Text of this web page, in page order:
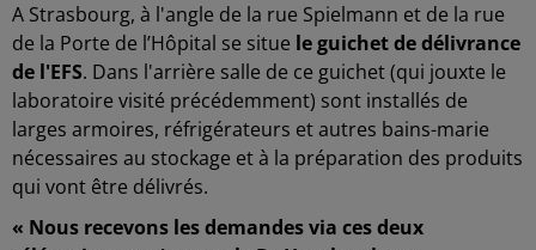
A Strasbourg, à l'angle de la rue Spielmann et de la rue
de la Porte de l’Hôpital se situe le guichet de délivrance
de l'EFS. Dans l'arrière salle de ce guichet (qui jouxte le
laboratoire visité précédemment) sont installés de
larges armoires, réfrigérateurs et autres bains-marie
nécessaires au stockage et à la préparation des produits
qui vont être délivrés.
« Nous recevons les demandes via ces deux